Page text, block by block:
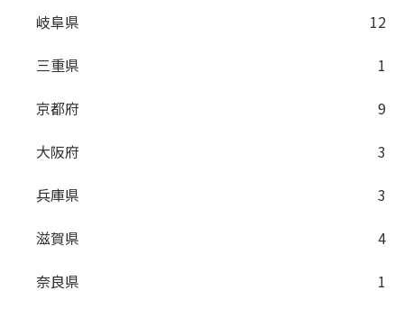
岐阜県
12
三重県
1
京都府
9
大阪府
3
兵庫県
3
滋賀県
4
奈良県
1